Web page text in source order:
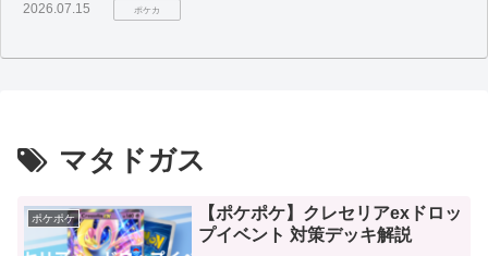
2026.07.15 ポケカ
マタドガス
ポケポケ
【ポケポケ】クレセリアexドロッ
プイベント 対策デッキ解説